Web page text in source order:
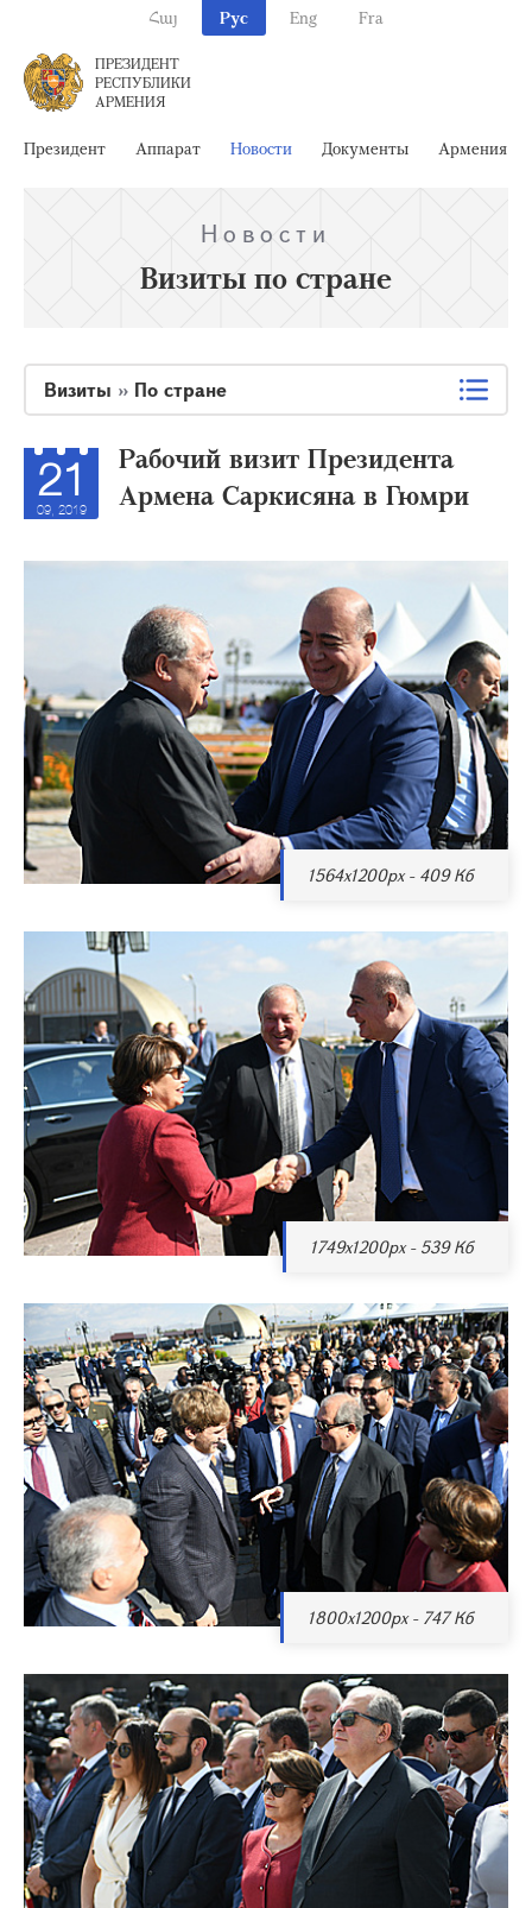
Հայ Рус Eng Fra
ПРЕЗИДЕНТ
РЕСПУБЛИКИ
АРМЕНИЯ
Президент Аппарат Новости Документы Армения
Новости
Визиты по стране
Визиты » По стране
21
09, 2019
Рабочий визит Президента
Армена Саркисяна в Гюмри
1564x1200px - 409 Кб
1749x1200px - 539 Кб
1800x1200px - 747 Кб